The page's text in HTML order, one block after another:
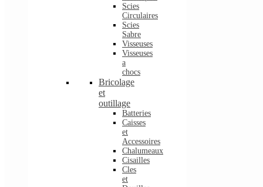
Scies
Circulaires
Scies
Sabre
Visseuses
Visseuses
a
chocs
Bricolage
et
outillage
Batteries
Caisses
et
Accessoires
Chalumeaux
Cisailles
Cles
et